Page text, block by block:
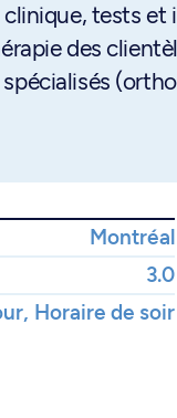
tests
des
Montréal
3.0
Horaire de soir